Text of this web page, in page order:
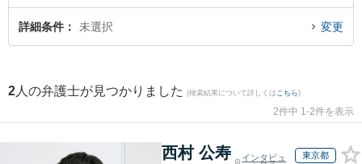
できる三鷹市内の弁護士に相談予約したい』などでお困りの相談者さんにおす
すめです。
詳細条件 未選択 変更
2 人の弁護士が見つかりました (検索結果について詳しくは こちら)
2件中 1-2件を表示
西村 公寿
インタビュ
東京都